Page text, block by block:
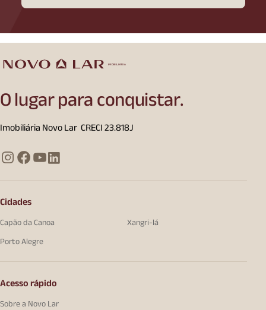
O lugar para conquistar.
Imobiliária Novo Lar CRECI 23.818J
Cidades
Capão da Canoa
Porto Alegre
Xangri-lá
Acesso rápido
Sobre a Novo Lar